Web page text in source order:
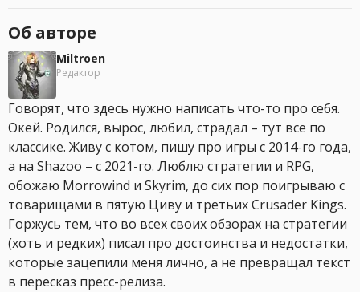
Об авторе
Miltroen
Редактор
Говорят, что здесь нужно написать что-то про себя.
Окей. Родился, вырос, любил, страдал – тут все по
классике. Живу с котом, пишу про игры с 2014-го года,
а на Shazoo – с 2021-го. Люблю стратегии и RPG,
обожаю Morrowind и Skyrim, до сих пор поигрываю с
товарищами в пятую Циву и третьих Crusader Kings.
Горжусь тем, что во всех своих обзорах на стратегии
(хоть и редких) писал про достоинства и недостатки,
которые зацепили меня лично, а не превращал текст
в пересказ пресс-релиза.